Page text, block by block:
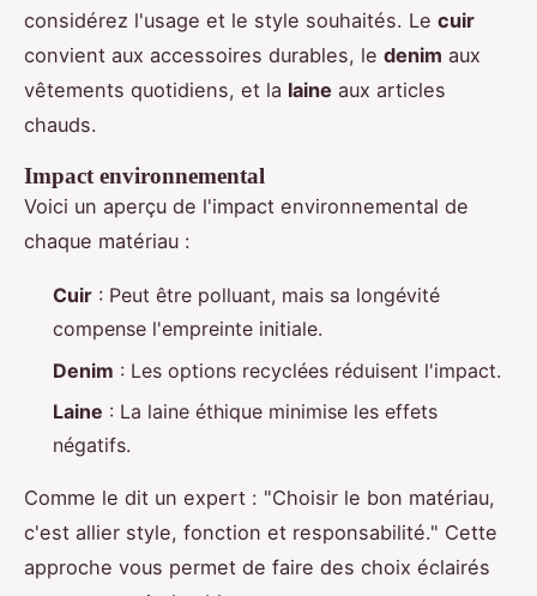
considérez l'usage et le style souhaités. Le cuir
convient aux accessoires durables, le denim aux
vêtements quotidiens, et la laine aux articles
chauds.
Impact environnemental
Voici un aperçu de l'impact environnemental de
chaque matériau :
Cuir : Peut être polluant, mais sa longévité
compense l'empreinte initiale.
Denim : Les options recyclées réduisent l'impact.
Laine : La laine éthique minimise les effets
négatifs.
Comme le dit un expert : "Choisir le bon matériau,
c'est allier style, fonction et responsabilité." Cette
approche vous permet de faire des choix éclairés